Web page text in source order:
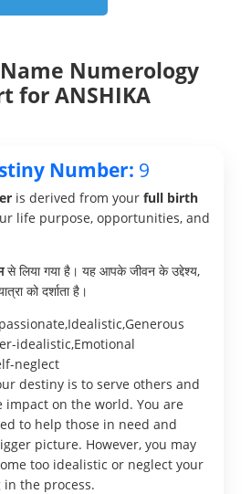
Numerology
for ANSHIKA
Number: 9
is derived from your full birth
life purpose, opportunities, and
से लिया गया है। यह आपके जीवन के उद्देश्य,
को दर्शाता है।
idealistic,Emotional
neglect
destiny is to serve others and
impact on the world. You are
to help those in need and
picture. However, you may
too idealistic or neglect your
the process.